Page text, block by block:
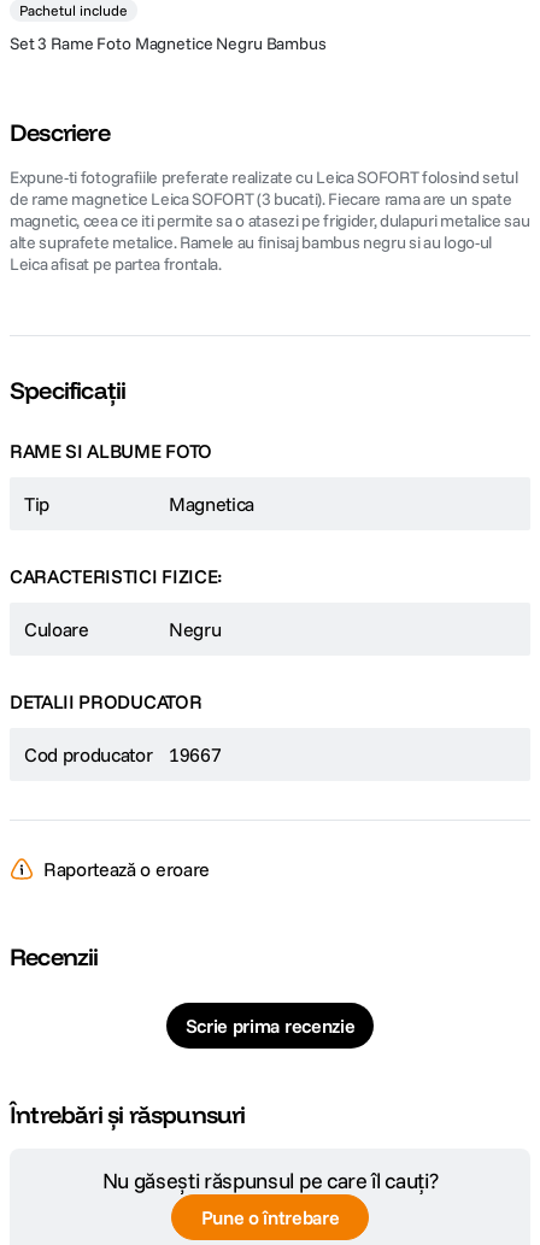
Pachetul include
Set 3 Rame Foto Magnetice Negru Bambus
Descriere
Expune-ti fotografiile preferate realizate cu Leica SOFORT folosind setul
de rame magnetice Leica SOFORT (3 bucati). Fiecare rama are un spate
magnetic, ceea ce iti permite sa o atasezi pe frigider, dulapuri metalice sau
alte suprafete metalice. Ramele au finisaj bambus negru si au logo-ul
Leica afisat pe partea frontala.
Specificații
RAME SI ALBUME FOTO
Tip Magnetica
CARACTERISTICI FIZICE:
Culoare Negru
DETALII PRODUCATOR
Cod producator 19667
Raportează o eroare
Recenzii
Scrie prima recenzie
Întrebări și răspunsuri
Nu găsești răspunsul pe care îl cauți?
Pune o întrebare